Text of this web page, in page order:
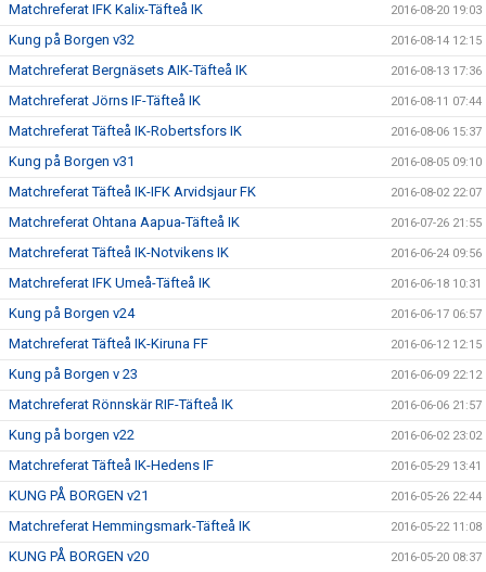
Matchreferat IFK Kalix-Täfteå IK 2016-08-20 19:03
Kung på Borgen v32 2016-08-14 12:15
Matchreferat Bergnäsets AIK-Täfteå IK 2016-08-13 17:36
Matchreferat Jörns IF-Täfteå IK 2016-08-11 07:44
Matchreferat Täfteå IK-Robertsfors IK 2016-08-06 15:37
Kung på Borgen v31 2016-08-05 09:10
Matchreferat Täfteå IK-IFK Arvidsjaur FK 2016-08-02 22:07
Matchreferat Ohtana Aapua-Täfteå IK 2016-07-26 21:55
Matchreferat Täfteå IK-Notvikens IK 2016-06-24 09:56
Matchreferat IFK Umeå-Täfteå IK 2016-06-18 10:31
Kung på Borgen v24 2016-06-17 06:57
Matchreferat Täfteå IK-Kiruna FF 2016-06-12 12:15
Kung på Borgen v 23 2016-06-09 22:12
Matchreferat Rönnskär RIF-Täfteå IK 2016-06-06 21:57
Kung på borgen v22 2016-06-02 23:02
Matchreferat Täfteå IK-Hedens IF 2016-05-29 13:41
KUNG PÅ BORGEN v21 2016-05-26 22:44
Matchreferat Hemmingsmark-Täfteå IK 2016-05-22 11:08
KUNG PÅ BORGEN v20 2016-05-20 08:37